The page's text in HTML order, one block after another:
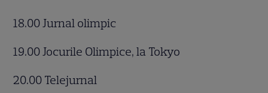
18.00 Jurnal olimpic
19.00 Jocurile Olimpice, la Tokyo
20.00 Telejurnal